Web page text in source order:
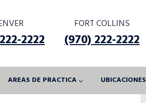
2222
FORT COLLINS
(970) 222-2222
AREAS DE PRACTICA UBICACIONES